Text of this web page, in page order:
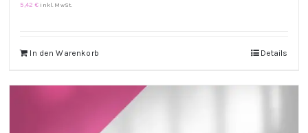
5,42€ inkl. MwSt.
In den Warenkorb Details